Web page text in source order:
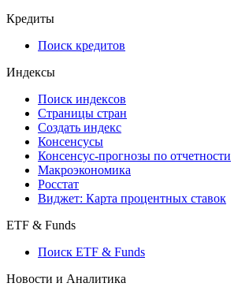
Кредиты
Поиск кредитов
Индексы
Поиск индексов
Страницы стран
Создать индекс
Консенсусы
Консенсус-прогнозы по отчетности
Макроэкономика
Росстат
Виджет: Карта процентных ставок
ETF & Funds
Поиск ETF & Funds
Новости и Аналитика